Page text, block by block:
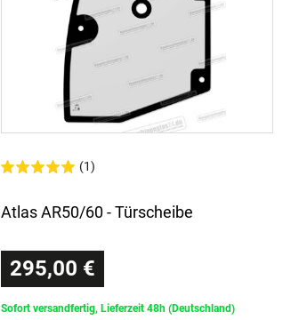
(1)
Atlas AR50/60 - Türscheibe
295,00 €
Sofort versandfertig, Lieferzeit 48h (Deutschland)